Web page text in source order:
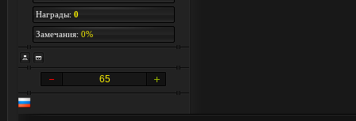
Награды: 0
Замечания: 0%
65